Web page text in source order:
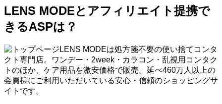
LENS MODEとアフィリエイト提携で
きるASPは？
LENS MODEは処方箋不要の使い捨てコンタ
クト専門店。ワンデー・2week・カラコン・乱視用コンタク
トのほか、ケア用品を激安価格で販売。延べ460万人以上の
会員様にご利用いただいている安心・信頼のショッピングサ
イトです。